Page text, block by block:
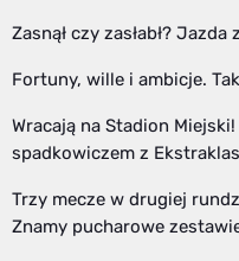
Zasnął czy zasłabł?
Fortuny, wille i ambicje.
Wracają na Stadion
spadkowiczem z
Trzy mecze w drugiej
Znamy pucharowe